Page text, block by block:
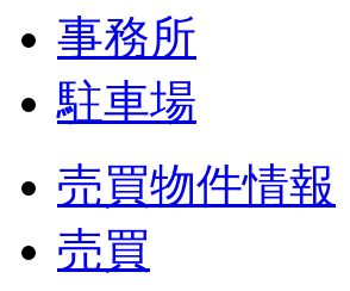
事務所
駐車場
売買物件情報
売買